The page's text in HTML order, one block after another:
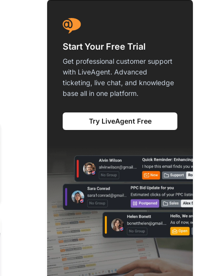
Start Your Free Trial
Get professional customer support
with LiveAgent. Advanced
ticketing, live chat, and knowledge
base all in one platform.
Try LiveAgent Free